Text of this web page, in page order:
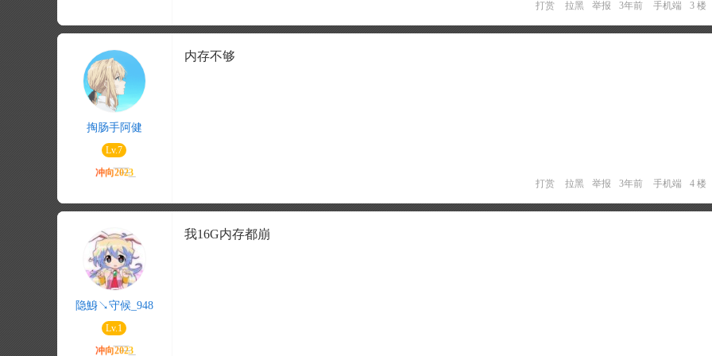
打赏 拉黑 举报 3年前 手机端 3 楼
掏肠手阿健
Lv.7
内存不够
打赏 拉黑 举报 3年前 手机端 4 楼
隐鯓↘守候_948
Lv.1
我16G内存都崩